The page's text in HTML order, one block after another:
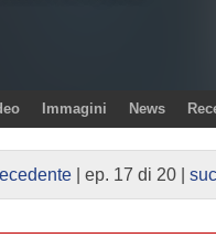
Immagini News
| ep. 17 di 20 |